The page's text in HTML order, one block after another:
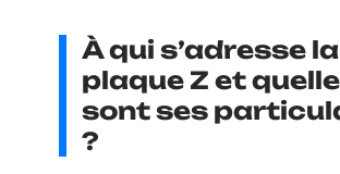
À qui s’adresse la
plaque Z et
sont ses
?